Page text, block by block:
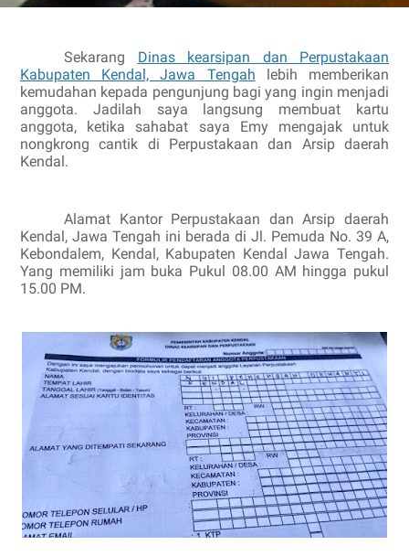
Sekarang Dinas kearsipan dan Perpustakaan
Kabupaten Kendal, Jawa Tengah lebih memberikan
kemudahan kepada pengunjung bagi yang ingin menjadi
anggota. Jadilah saya langsung membuat kartu
anggota, ketika sahabat saya Emy mengajak untuk
nongkrong cantik di Perpustakaan dan Arsip daerah
Kendal.
Alamat Kantor Perpustakaan dan Arsip daerah
Kendal, Jawa Tengah ini berada di Jl. Pemuda No. 39 A,
Kebondalem, Kendal, Kabupaten Kendal Jawa Tengah.
Yang memiliki jam buka Pukul 08.00 AM hingga pukul
15.00 PM.